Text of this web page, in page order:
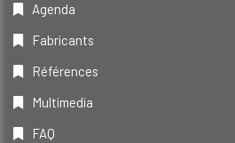
Agenda
Fabricants
Références
Multimedia
FAQ